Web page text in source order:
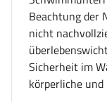
Beachtung der
nicht
Sicherheit im
körperliche